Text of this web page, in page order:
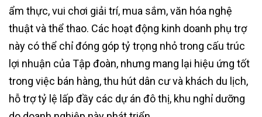
ẩm thực, vui chơi giải trí, mua sắm, văn hóa nghệ
thuật và thể thao. Các hoạt động kinh doanh phụ trợ
này có thể chỉ đóng góp tỷ trọng nhỏ trong cấu trúc
lợi nhuận của Tập đoàn, nhưng mang lại hiệu ứng tốt
trong việc bán hàng, thu hút dân cư và khách du lịch,
hỗ trợ tỷ lệ lấp đầy các dự án đô thị, khu nghỉ dưỡng